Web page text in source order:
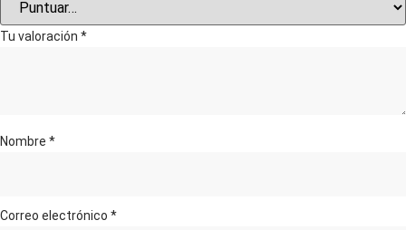
Tu valoración *
Nombre *
Correo electrónico *